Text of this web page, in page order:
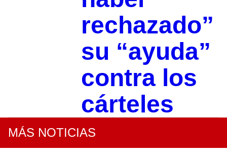
rechazado”
su “ayuda”
contra los
cárteles
MÁS NOTICIAS